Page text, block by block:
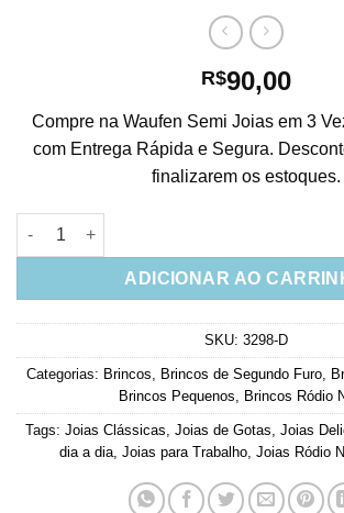
R$90,00
Compre na Waufen Semi Joias em 3
com Entrega Rápida e Segura.
finalizarem os estoques.
Brinco De Gotinha Rubi Fusion Pequena
ADICIONAR AO
SKU: 3298-D
Categorias: Brincos Brincos de Segundo Furo
Brincos Pequenos
Brincos Ródio
Tags: Joias Clássicas Joias de Gotas Joias
dia a dia Joias para Trabalho Joias Ródio